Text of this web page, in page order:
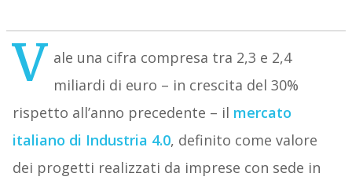
V ale una cifra compresa tra 2,3 e 2,4
miliardi di euro – in crescita del 30%
rispetto all’anno precedente – il mercato
italiano di Industria 4.0, definito come valore
dei progetti realizzati da imprese con sede in